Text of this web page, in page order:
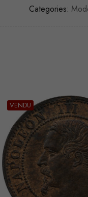
Categories:
VENDU